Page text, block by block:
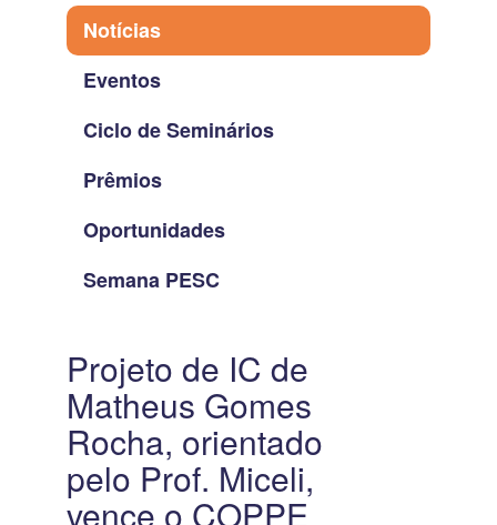
Notícias
Eventos
Ciclo de Seminários
Prêmios
Oportunidades
Semana PESC
Projeto de IC de
Matheus Gomes
Rocha, orientado
pelo Prof. Miceli,
vence o COPPE